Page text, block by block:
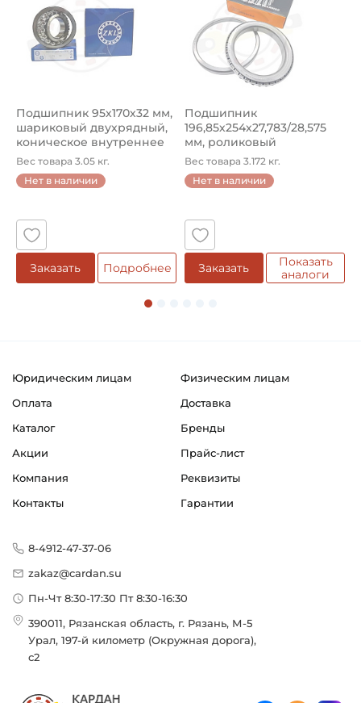
Подшипник 95х170х32 мм,
шариковый двухрядный,
коническое внутреннее
кол...
Вес товара 3.05 кг.
Нет в наличии
Заказать Подробнее
Подшипник
196,85х254х27,783/28,575
мм, роликовый
однорядный конический
...
Вес товара 3.172 кг.
Нет в наличии
Заказать
Показать
аналоги
Юридическим лицам
Физическим лицам
Оплата
Доставка
Каталог
Бренды
Акции
Прайс-лист
Компания
Реквизиты
Контакты
Гарантии
8-4912-47-37-06
zakaz@cardan.su
Пн-Чт 8:30-17:30 Пт 8:30-16:30
390011, Рязанская область, г. Рязань, М-5
Урал, 197-й километр (Окружная дорога),
с2